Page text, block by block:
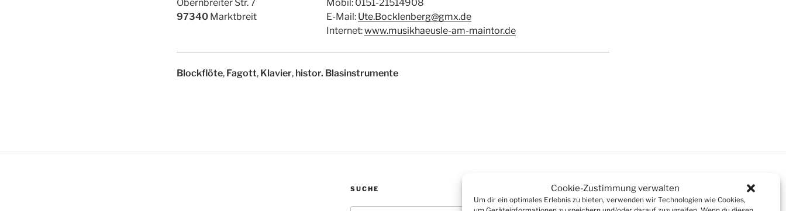
Cookie-Zustimmung verwalten
Um dir ein optimales Erlebnis zu bieten, verwenden wir Technologien wie Cookies,
Obernbreiter Str. 7
97340 Marktbreit
Mobil: 0151-21514908
E-Mail: Ute.Bocklenberg@gmx.de
Internet:www.musikhaeusle-am-maintor.de
Blockflöte, Fagott, Klavier, histor. Blasinstrumente
SUCHE